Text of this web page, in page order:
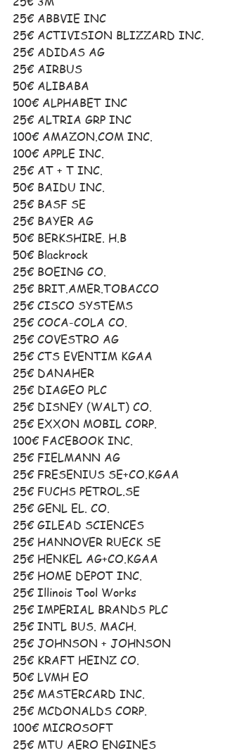
25€ ABBVIE INC
25€ ACTIVISION BLIZZARD INC.
25€ ADIDAS AG
25€ AIRBUS
50€ ALIBABA
100€ ALPHABET INC
25€ ALTRIA GRP INC
100€ AMAZON.COM INC.
100€ APPLE INC.
25€ AT + T INC.
50€ BAIDU INC.
25€ BASF SE
25€ BAYER AG
50€ BERKSHIRE. H.B
50€ Blackrock
25€ BOEING CO.
25€ BRIT.AMER.TOBACCO
25€ CISCO SYSTEMS
25€ COCA-COLA CO.
25€ COVESTRO AG
25€ CTS EVENTIM KGAA
25€ DANAHER
25€ DIAGEO PLC
25€ DISNEY (WALT) CO.
25€ EXXON MOBIL CORP.
100€ FACEBOOK INC.
25€ FIELMANN AG
25€ FRESENIUS SE+CO.KGAA
25€ FUCHS PETROL.SE
25€ GENL EL. CO.
25€ GILEAD SCIENCES
25€ HANNOVER RUECK SE
25€ HENKEL AG+CO.KGAA
25€ HOME DEPOT INC.
25€ Illinois Tool Works
25€ IMPERIAL BRANDS PLC
25€ INTL BUS. MACH.
25€ JOHNSON + JOHNSON
25€ KRAFT HEINZ CO.
50€ LVMH EO
25€ MASTERCARD INC.
25€ MCDONALDS CORP.
100€ MICROSOFT
25€ MTU AERO ENGINES